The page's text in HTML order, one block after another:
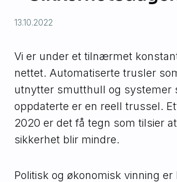
13.10.2022
Vi er under et tilnærmet
nettet. Automatiserte trusler
utnytter smutthull og systemer
oppdaterte er en reell trussel.
2020 er det få tegn som tilsier
sikkerhet blir mindre.
Politisk og økonomisk vinning er